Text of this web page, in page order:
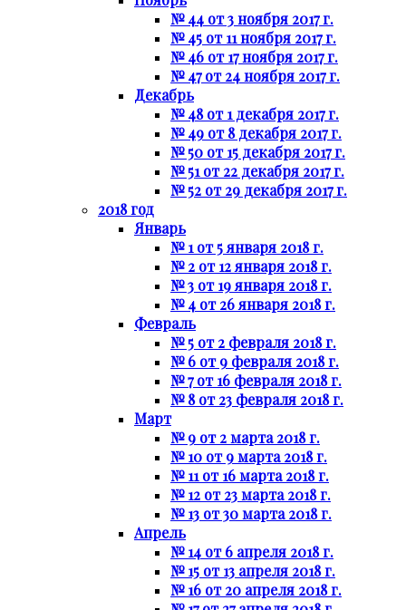
№ 44 от 3 ноября 2017 г.
№ 45 от 11 ноября 2017 г.
№ 46 от 17 ноября 2017 г.
№ 47 от 24 ноября 2017 г.
Декабрь
№ 48 от 1 декабря 2017 г.
№ 49 от 8 декабря 2017 г.
№ 50 от 15 декабря 2017 г.
№ 51 от 22 декабря 2017 г.
№ 52 от 29 декабря 2017 г.
2018 год
Январь
№ 1 от 5 января 2018 г.
№ 2 от 12 января 2018 г.
№ 3 от 19 января 2018 г.
№ 4 от 26 января 2018 г.
Февраль
№ 5 от 2 февраля 2018 г.
№ 6 от 9 февраля 2018 г.
№ 7 от 16 февраля 2018 г.
№ 8 от 23 февраля 2018 г.
Март
№ 9 от 2 марта 2018 г.
№ 10 от 9 марта 2018 г.
№ 11 от 16 марта 2018 г.
№ 12 от 23 марта 2018 г.
№ 13 от 30 марта 2018 г.
Апрель
№ 14 от 6 апреля 2018 г.
№ 15 от 13 апреля 2018 г.
№ 16 от 20 апреля 2018 г.